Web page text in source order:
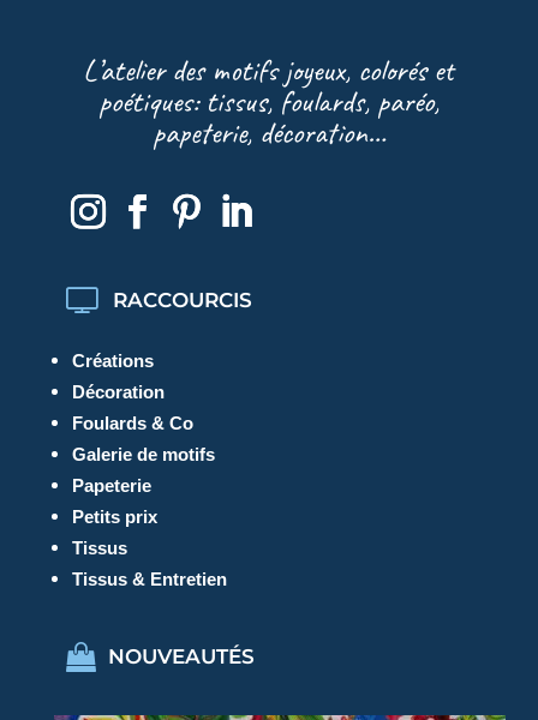
L’atelier des motifs joyeux, colorés et
poétiques: tissus, foulards, paréo,
papeterie, décoration…
RACCOURCIS
Créations
Décoration
Foulards & Co
Galerie de motifs
Papeterie
Petits prix
Tissus
Tissus & Entretien
NOUVEAUTÉS